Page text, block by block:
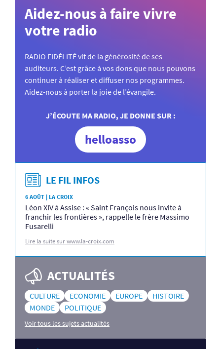
Aidez-nous à faire vivre
votre radio
RADIO FIDÉLITÉ vit de la générosité de ses
auditeurs. C’est grâce à vos dons que nous pouvons
continuer à réaliser et diffuser nos programmes.
Aidez-nous à porter la joie de l’évangile.
J’ÉCOUTE MA RADIO, JE DONNE SUR :
helloasso
LE FIL INFOS
6 AOÛT | LA CROIX
Léon XIV à Assise : « Saint François nous invite à
franchir les frontières », rappelle le frère Massimo
Fusarelli
Lire la suite sur www.la-croix.com
ACTUALITÉS
CULTURE ECONOMIE EUROPE
HISTOIRE
MONDE
POLITIQUE
Voir tous les sujets actualités